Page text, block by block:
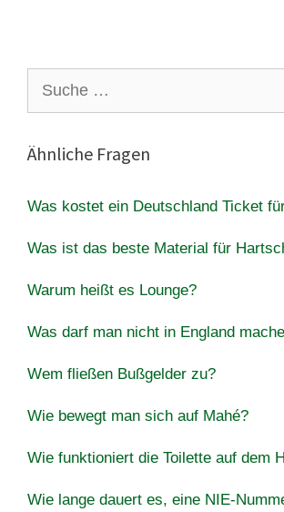
nach:
Ähnliche Fragen
Was kostet ein Deutschland Ticket
Was ist das beste Material für
Warum heißt es Lounge?
Was darf man nicht in England
Wem fließen Bußgelder zu?
Wie bewegt man sich auf Mahé?
Wie funktioniert die Toilette auf dem
Wie lange dauert es, eine NIE-